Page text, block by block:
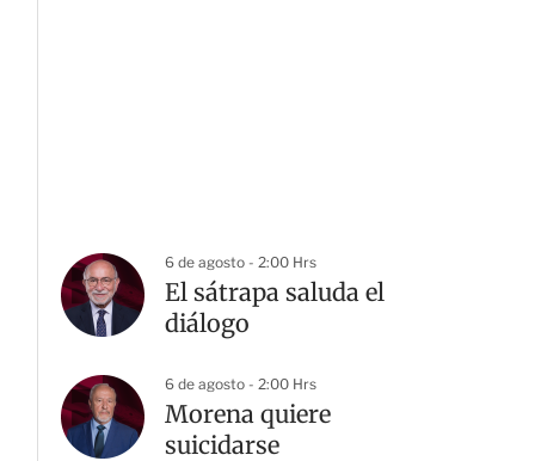
6 de agosto - 2:00 Hrs
El sátrapa saluda el
diálogo
6 de agosto - 2:00 Hrs
Morena quiere
suicidarse